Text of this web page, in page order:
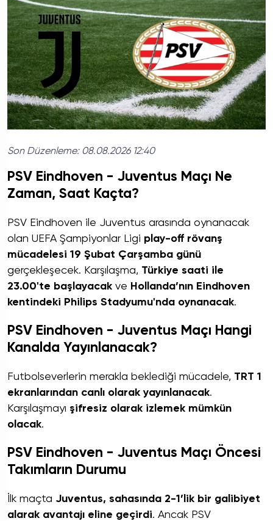
Son Düzenleme: 08.08.2026 12:40
PSV Eindhoven - Juventus Maçı Ne
Zaman, Saat Kaçta?
PSV Eindhoven ile Juventus arasında oynanacak
olan UEFA Şampiyonlar Ligi play-off rövanş
mücadelesi 19 Şubat Çarşamba günü
gerçekleşecek. Karşılaşma, Türkiye saati ile
23.00'te başlayacak ve Hollanda’nın Eindhoven
kentindeki Philips Stadyumu'nda oynanacak.
PSV Eindhoven - Juventus Maçı Hangi
Kanalda Yayınlanacak?
Futbolseverlerin merakla beklediği mücadele, TRT 1
ekranlarından canlı olarak yayınlanacak.
Karşılaşmayı şifresiz olarak izlemek mümkün
olacak.
PSV Eindhoven - Juventus Maçı Öncesi
Takımların Durumu
İlk maçta Juventus, sahasında 2-1’lik bir galibiyet
alarak avantajı eline geçirdi. Ancak PSV